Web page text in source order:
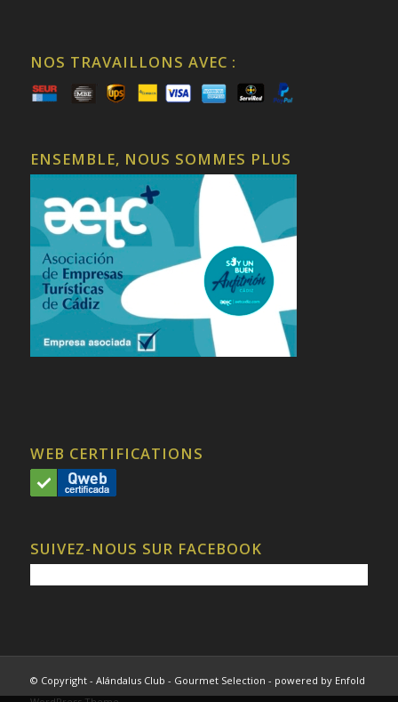
NOS TRAVAILLONS AVEC :
ENSEMBLE, NOUS SOMMES PLUS
WEB CERTIFICATIONS
SUIVEZ-NOUS SUR FACEBOOK
© Copyright - Alándalus Club - Gourmet Selection - powered by Enfold